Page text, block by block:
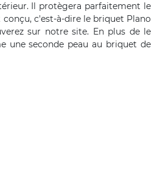
Il protègera parfaitement le
c'est-à-dire le briquet Plano
sur notre site. En plus de le
une seconde peau au briquet de